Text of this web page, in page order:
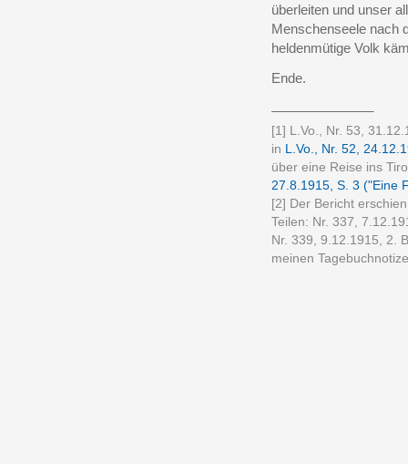
überleiten und unser
Menschenseele nach
heldenmütige Volk
Ende.
[1] L.Vo., Nr. 53,
in L.Vo., Nr. 52,
über eine Reise ins
27.8.1915, S. 3 ("Eine
[2] Der Bericht
Teilen: Nr. 337,
Nr. 339, 9.12.1915, 2.
meinen